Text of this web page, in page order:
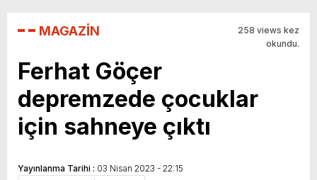
MAGAZİN
258 views kez
okundu.
Ferhat Göçer
depremzede çocuklar
için sahneye çıktı
Yayınlanma Tarihi : 03 Nisan 2023 - 22:15